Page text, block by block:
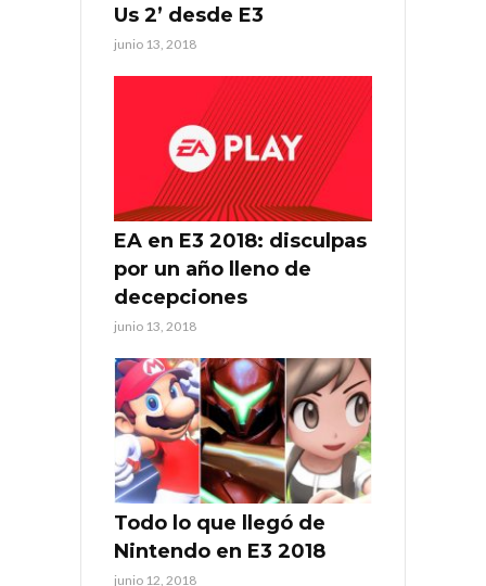
Us 2’ desde E3
junio 13, 2018
EA en E3 2018: disculpas
por un año lleno de
decepciones
junio 13, 2018
Todo lo que llegó de
Nintendo en E3 2018
junio 12, 2018